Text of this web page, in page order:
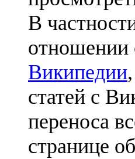
В
отношении
Википедии,
статей с
переноса
странице